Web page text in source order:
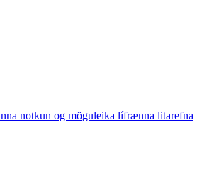
notkun og möguleika lífrænna litarefna